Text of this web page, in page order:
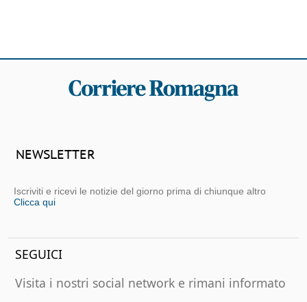
NEWSLETTER
Iscriviti e ricevi le notizie del giorno prima di chiunque altro
Clicca qui
SEGUICI
Visita i nostri social network e rimani informato